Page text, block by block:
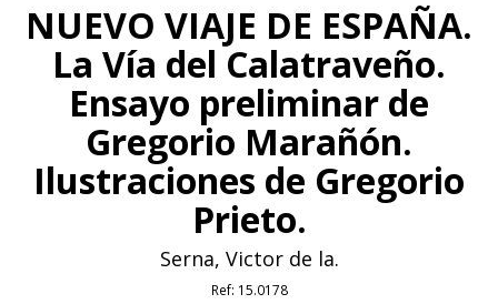
NUEVO VIAJE DE ESPAÑA.
La Vía del Calatraveño.
Ensayo preliminar de
Gregorio Marañón.
Ilustraciones de Gregorio
Prieto.
Serna, Victor de la.
Ref: 15.0178